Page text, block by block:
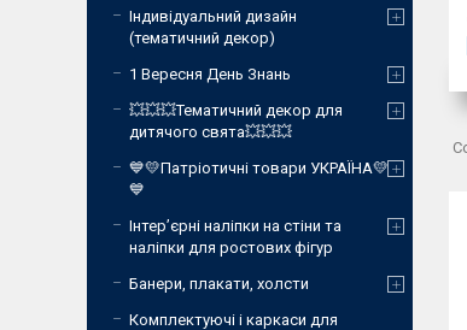
Індивідуальний дизайн
(тематичний декор)
1 Вересня День Знань
💥💥💥Тематичний декор для
дитячого свята💥💥💥
💙💛Патріотичні товари УКРАЇНА💛
💙
Інтер’єрні наліпки на стіни та
наліпки для ростових фігур
Банери, плакати, холсти
Комплектуючі і каркаси для